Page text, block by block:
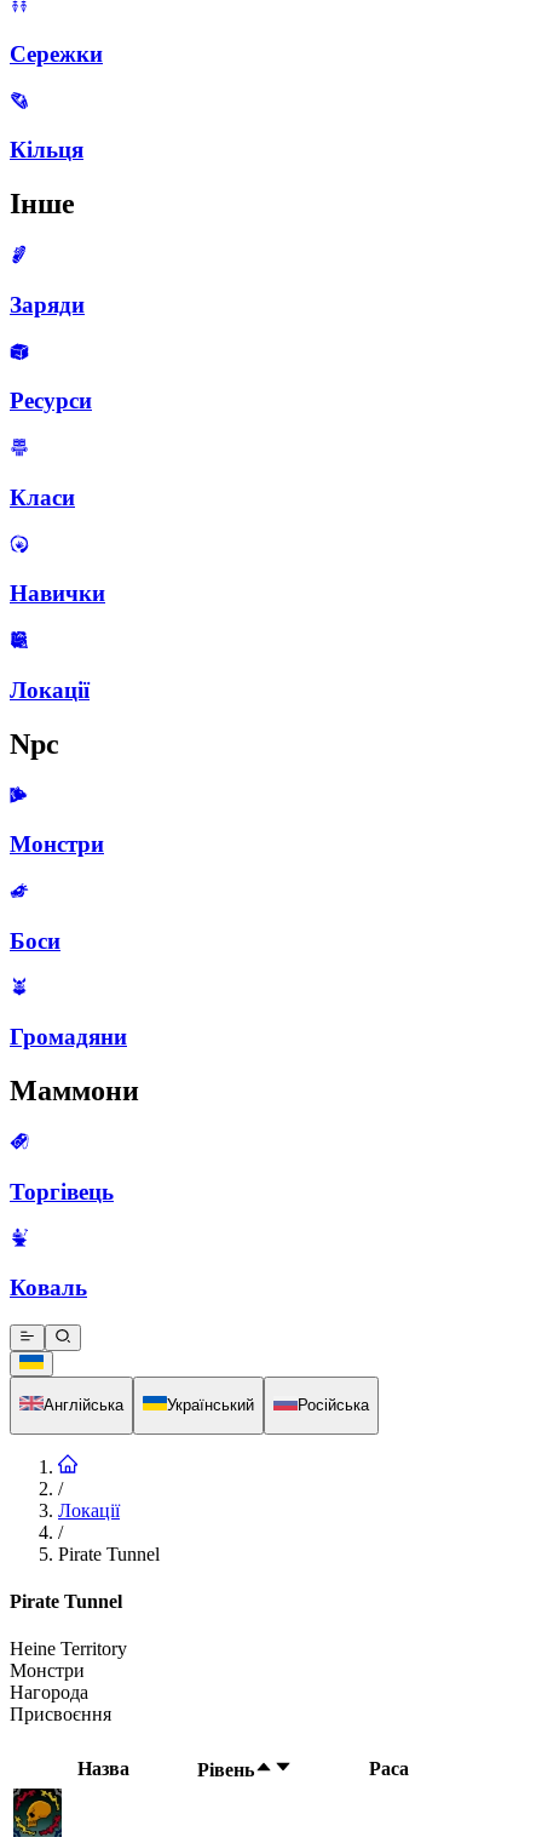
Сережки
Кільця
Інше
Заряди
Ресурси
Класи
Навички
Локації
Npc
Монстри
Боси
Громадяни
Маммони
Торгівець
Коваль
Англійська Український Російська
/
Локації
/
Pirate Tunnel
Pirate Tunnel
Heine Territory
Монстри
Нагорода
Присвоєння
Назва Рівень Раса